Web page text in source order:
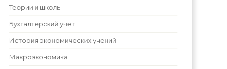
Теории и школы
Бухгалтерский учет
История экономических учений
Макроэкономика